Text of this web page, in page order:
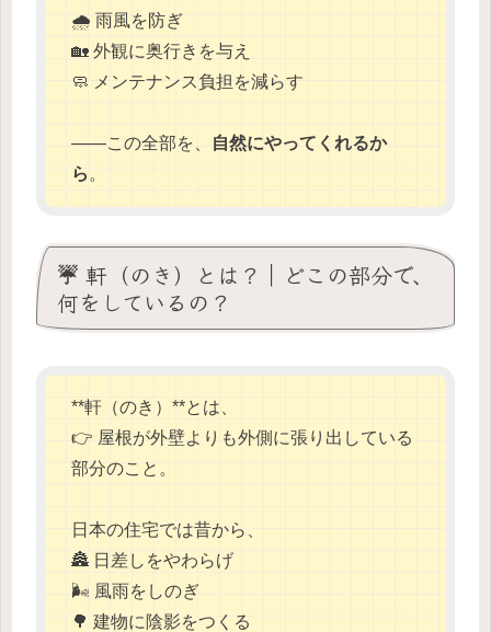
🌧️ 雨風を防ぎ
🏡 外観に奥行きを与え
🧼 メンテナンス負担を減らす
――この全部を、
自然にやってくれるか
ら 。
☔ 軒（のき）とは？｜どこの部分で、
何をしているの？
**軒（のき）**とは、
👉 屋根が外壁よりも外側に張り出している
部分のこと。
日本の住宅では昔から、
🏯 日差しをやわらげ
🌬 風雨をしのぎ
🌳 建物に陰影をつくる